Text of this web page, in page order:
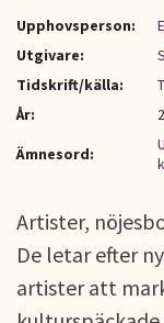
Upphovsperson:
Utgivare:
Tidskrift/källa:
År:
Ämnesord:
Artister,
De letar efter
artister att